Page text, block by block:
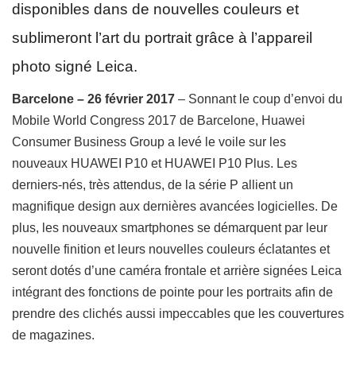
disponibles dans de nouvelles couleurs et
sublimeront l’art du portrait grâce à l’appareil
photo signé Leica.
Barcelone – 26 février 2017 – Sonnant le coup d’envoi du
Mobile World Congress 2017 de Barcelone, Huawei
Consumer Business Group a levé le voile sur les
nouveaux HUAWEI P10 et HUAWEI P10 Plus. Les
derniers-nés, très attendus, de la série P allient un
magnifique design aux dernières avancées logicielles. De
plus, les nouveaux smartphones se démarquent par leur
nouvelle finition et leurs nouvelles couleurs éclatantes et
seront dotés d’une caméra frontale et arrière signées Leica
intégrant des fonctions de pointe pour les portraits afin de
prendre des clichés aussi impeccables que les couvertures
de magazines.